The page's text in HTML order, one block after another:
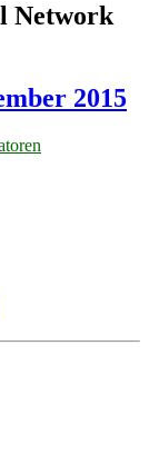
Network
2015